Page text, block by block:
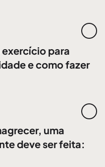
para
e como fazer
uma
deve ser feita: